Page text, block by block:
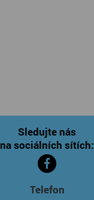
Sledujte nás
na sociálních sítích:
Telefon